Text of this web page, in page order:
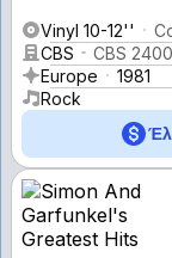
Vinyl 10-12''
CBS
CBS
Europe
1981
Rock